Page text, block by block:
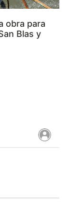
obra para
Blas y